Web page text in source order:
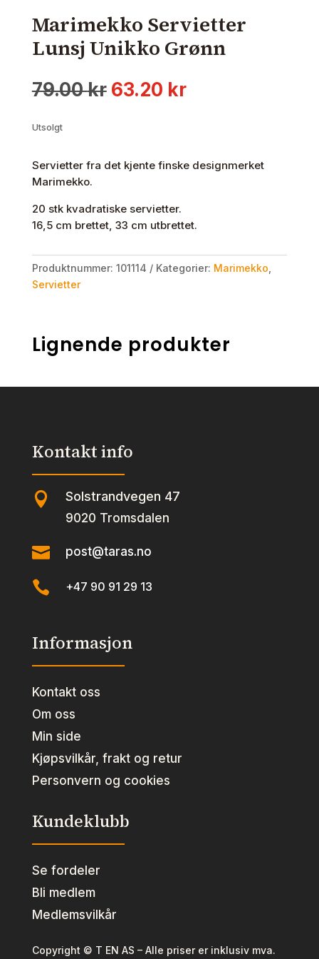
Marimekko Servietter
Lunsj Unikko Grønn
79.00kr Opprinnelig
63.20 krNåværende
Utsolgt
Servietter fra det kjente finske designmerket
Marimekko.
20 stk kvadratiske servietter.
16,5 cm brettet, 33 cm utbrettet.
Produktnummer: 101114 Kategorier: Marimekko
Servietter
Lignende produkter
Kontakt info
 Solstrandvegen 47
9020 Tromsdalen
 post@taras.no
 +47 90 91 29 13
Informasjon
Kontakt oss
Om oss
Min side
Kjøpsvilkår, frakt og retur
Personvern og cookies
Kundeklubb
Se fordeler
Bli medlem
Medlemsvilkår
Copyright © T EN AS – Alle priser er inklusiv mva.